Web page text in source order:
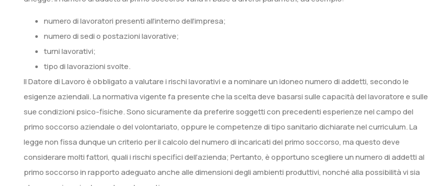
numero di lavoratori presenti all’interno dell’impresa;
numero di sedi o postazioni lavorative;
turni lavorativi;
tipo di lavorazioni svolte.
Il Datore di Lavoro è obbligato a valutare i rischi lavorativi e a nominare un idoneo numero di addetti, secondo le
esigenze aziendali. La normativa vigente fa presente che la scelta deve basarsi sulle capacità del lavoratore e sulle
sue condizioni psico-fisiche. Sono sicuramente da preferire soggetti con precedenti esperienze nel campo del
primo soccorso aziendale o del volontariato, oppure le competenze di tipo sanitario dichiarate nel curriculum. La
legge non fissa dunque un criterio per il calcolo del numero di incaricati del primo soccorso, ma questo deve
considerare molti fattori, quali i rischi specifici dell’azienda; Pertanto, è opportuno scegliere un numero di addetti al
primo soccorso in rapporto adeguato anche alle dimensioni degli ambienti produttivi, nonché alla possibilità vi sia